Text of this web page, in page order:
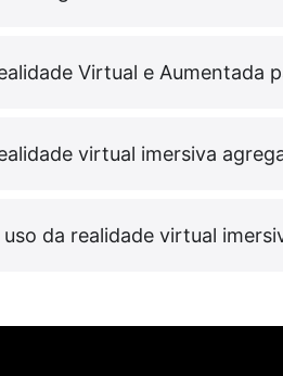
Virtual e Aumentada
virtual imersiva
uso da realidade virtual